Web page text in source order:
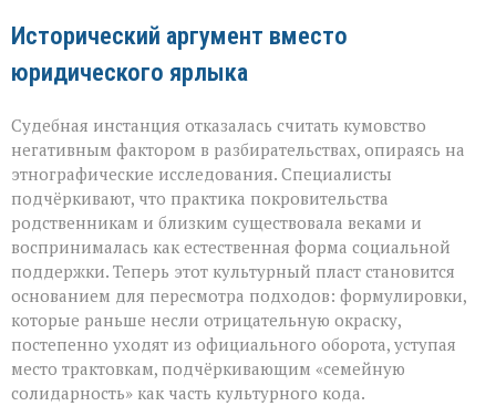
Исторический аргумент вместо
юридического ярлыка
Судебная инстанция отказалась считать кумовство
негативным фактором в разбирательствах, опираясь на
этнографические исследования. Специалисты
подчёркивают, что практика покровительства
родственникам и близким существовала веками и
воспринималась как естественная форма социальной
поддержки. Теперь этот культурный пласт становится
основанием для пересмотра подходов: формулировки,
которые раньше несли отрицательную окраску,
постепенно уходят из официального оборота, уступая
место трактовкам, подчёркивающим «семейную
солидарность» как часть культурного кода.